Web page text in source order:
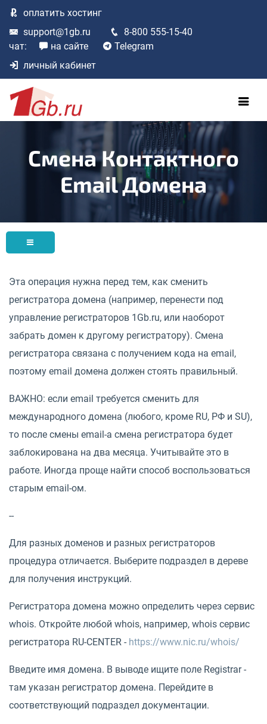
оплатить хостинг
support@1gb.ru
8-800 555-15-40
чат:
на сайте
Telegram
личный кабинет
Смена Контактного
Email Домена
Эта операция нужна перед тем, как сменить
регистратора домена (например, перенести под
управление регистраторов 1Gb.ru, или наоборот
забрать домен к другому регистратору). Смена
регистратора связана с получением кода на email,
поэтому email домена должен стоять правильный.
ВАЖНО: если email требуется сменить для
международного домена (любого, кроме RU, РФ и SU),
то после смены email-а смена регистратора будет
заблокирована на два месяца. Учитывайте это в
работе. Иногда проще найти способ воспользоваться
старым email-ом.
--
Для разных доменов и разных регистраторов
процедура отличается. Выберите подраздел в дереве
для получения инструкций.
Регистратора домена можно определить через сервис
whois. Откройте любой whois, например, whois сервис
регистратора RU-CENTER - https://www.nic.ru/whois/
Введите имя домена. В выводе ищите поле Registrar -
там указан регистратор домена. Перейдите в
соответствующий подраздел документации.